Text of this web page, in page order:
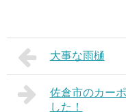
大事な雨樋
佐倉市のカー
した！